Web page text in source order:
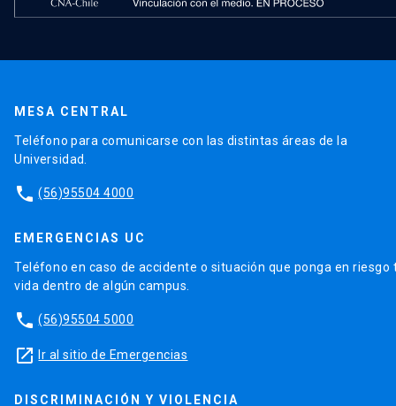
MESA CENTRAL
Teléfono para comunicarse con las distintas áreas de la
Universidad.
phone (56)95504 4000
EMERGENCIAS UC
Teléfono en caso de accidente o situación que ponga en riesgo
vida dentro de algún campus.
phone (56)95504 5000
launch Ir al sitio de Emergencias
DISCRIMINACIÓN Y VIOLENCIA